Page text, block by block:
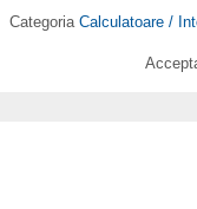
Categoria Calculatoare /